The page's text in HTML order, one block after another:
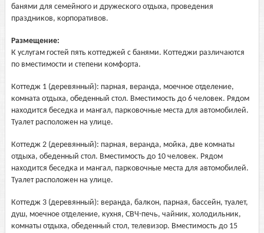
банями для семейного и дружеского отдыха, проведения
праздников, корпоративов.
Размещение:
К услугам гостей пять коттеджей с банями. Коттеджи различаются
по вместимости и степени комфорта.
Коттедж 1 (деревянный): парная, веранда, моечное отделение,
комната отдыха, обеденный стол. Вместимость до 6 человек. Рядом
находится беседка и мангал, парковочные места для автомобилей.
Туалет расположен на улице.
Коттедж 2 (деревянный): парная, веранда, мойка, две комнаты
отдыха, обеденный стол. Вместимость до 10 человек. Рядом
находится беседка и мангал, парковочные места для автомобилей.
Туалет расположен на улице.
Коттедж 3 (деревянный): веранда, балкон, парная, бассейн, туалет,
душ, моечное отделение, кухня, СВЧ-печь, чайник, холодильник,
комнаты отдыха, обеденный стол, телевизор. Вместимость до 15